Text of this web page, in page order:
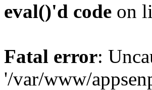
eval()'d code on
Fatal error:
'/var/www/